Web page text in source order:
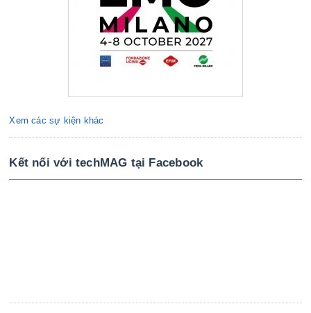
Xem các sự kiện khác
Kết nối với techMAG tại Facebook